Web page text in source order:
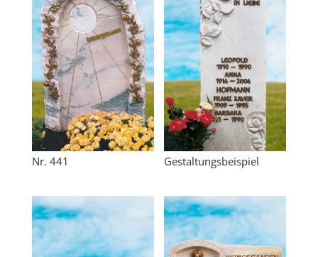
Nr. 441 Gestaltungsbeispiel